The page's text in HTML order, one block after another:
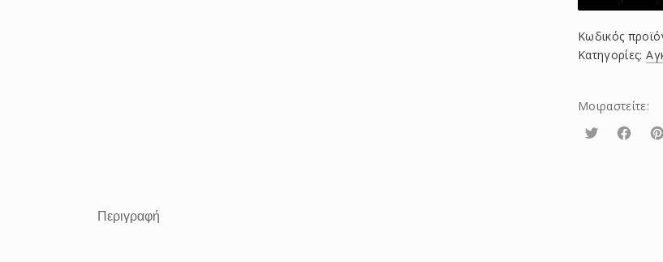
ποσότητα
Κωδικός
Κατηγορίες:
Μοιραστείτε:
Τουίτα
Περιγραφή